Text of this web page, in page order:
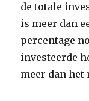
de totale
is meer dan
percentage
investeerde
meer dan het